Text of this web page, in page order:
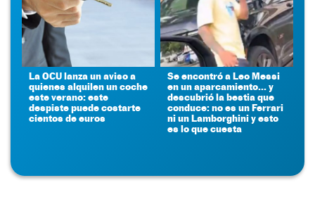
La OCU lanza un aviso a
quienes alquilen un coche
este verano: este
despiste puede costarte
cientos de euros
Se encontró a Leo Messi
en un aparcamiento... y
descubrió la bestia que
conduce: no es un Ferrari
ni un Lamborghini y esto
es lo que cuesta